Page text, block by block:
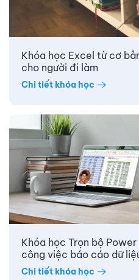
Khóa học Excel từ cơ
cho người đi làm
Chi tiết khóa học
Khóa học Trọn bộ
công việc báo cáo dữ
Chi tiết khóa học